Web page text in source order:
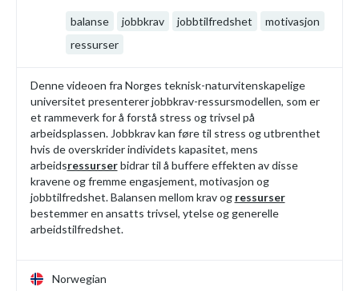
balanse jobbkrav jobbtilfredshet
motivasjon
ressurser
Denne videoen fra Norges teknisk-naturvitenskapelige
universitet presenterer jobbkrav-ressursmodellen, som er
et rammeverk for å forstå stress og trivsel på
arbeidsplassen. Jobbkrav kan føre til stress og utbrenthet
hvis de overskrider individets kapasitet, mens
arbeidsressurserbidrar til å buffere effekten av disse
kravene og fremme engasjement, motivasjon og
jobbtilfredshet. Balansen mellom krav og ressurser
bestemmer en ansatts trivsel, ytelse og generelle
arbeidstilfredshet.
Norwegian